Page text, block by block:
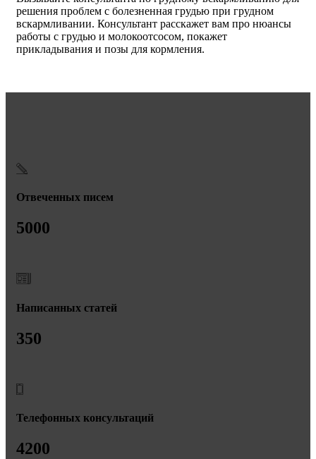
решения проблем с болезненная грудью при грудном
вскармливании. Консультант расскажет вам про нюансы
работы с грудью и молокоотсосом, покажет
прикладывания и позы для кормления.
Отвеченных писем
5000
Написанных статей
350
Телефонных консультаций
4200